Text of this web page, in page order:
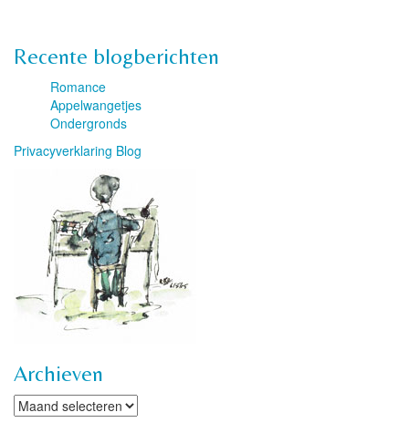
Recente blogberichten
Romance
Appelwangetjes
Ondergronds
Privacyverklaring Blog
Archieven
Archieven